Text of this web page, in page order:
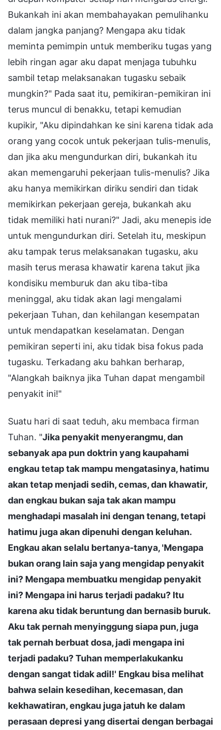
Bukankah ini akan membahayakan pemulihanku
dalam jangka panjang? Mengapa aku tidak
meminta pemimpin untuk memberiku tugas yang
lebih ringan agar aku dapat menjaga tubuhku
sambil tetap melaksanakan tugasku sebaik
mungkin?" Pada saat itu, pemikiran-pemikiran ini
terus muncul di benakku, tetapi kemudian
kupikir, "Aku dipindahkan ke sini karena tidak ada
orang yang cocok untuk pekerjaan tulis-menulis,
dan jika aku mengundurkan diri, bukankah itu
akan memengaruhi pekerjaan tulis-menulis? Jika
aku hanya memikirkan diriku sendiri dan tidak
memikirkan pekerjaan gereja, bukankah aku
tidak memiliki hati nurani?" Jadi, aku menepis ide
untuk mengundurkan diri. Setelah itu, meskipun
aku tampak terus melaksanakan tugasku, aku
masih terus merasa khawatir karena takut jika
kondisiku memburuk dan aku tiba-tiba
meninggal, aku tidak akan lagi mengalami
pekerjaan Tuhan, dan kehilangan kesempatan
untuk mendapatkan keselamatan. Dengan
pemikiran seperti ini, aku tidak bisa fokus pada
tugasku. Terkadang aku bahkan berharap,
"Alangkah baiknya jika Tuhan dapat mengambil
penyakit ini!"
Suatu hari di saat teduh, aku membaca firman
Tuhan. "Jika penyakit menyerangmu, dan
sebanyak apa pun doktrin yang kaupahami
engkau tetap tak mampu mengatasinya, hatimu
akan tetap menjadi sedih, cemas, dan khawatir,
dan engkau bukan saja tak akan mampu
menghadapi masalah ini dengan tenang, tetapi
hatimu juga akan dipenuhi dengan keluhan.
Engkau akan selalu bertanya-tanya, 'Mengapa
bukan orang lain saja yang mengidap penyakit
ini? Mengapa membuatku mengidap penyakit
ini? Mengapa ini harus terjadi padaku? Itu
karena aku tidak beruntung dan bernasib buruk.
Aku tak pernah menyinggung siapa pun, juga
tak pernah berbuat dosa, jadi mengapa ini
terjadi padaku? Tuhan memperlakukanku
dengan sangat tidak adil!' Engkau bisa melihat
bahwa selain kesedihan, kecemasan, dan
kekhawatiran, engkau juga jatuh ke dalam
perasaan depresi yang disertai dengan berbagai